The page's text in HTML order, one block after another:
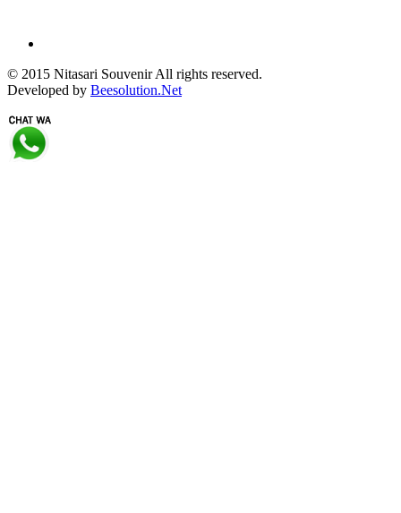
© 2015 Nitasari Souvenir All rights reserved.
Developed by Beesolution.Net